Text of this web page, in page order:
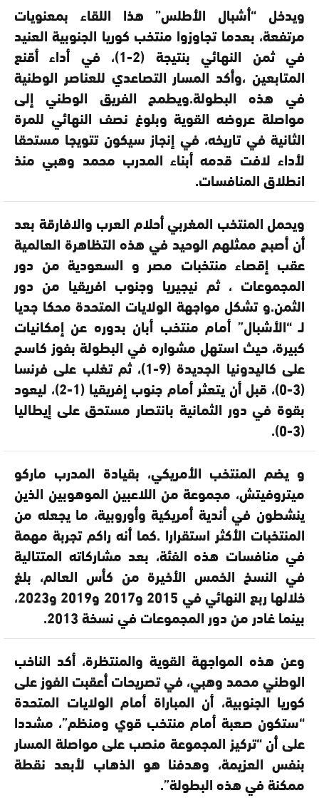
ويدخل “أشبال الأطلس” هذا اللقاء بمعنويات
مرتفعة، بعدما تجاوزوا منتخب كوريا الجنوبية العنيد
في ثمن النهائي بنتيجة (2-1)، في أداء أقنع
المتابعين ،وأكد المسار التصاعدي للعناصر الوطنية
في هذه البطولة.ويطمح الفريق الوطني إلى
مواصلة عروضه القوية وبلوغ نصف النهائي للمرة
الثانية في تاريخه، في إنجاز سيكون تتويجا مستحقا
لأداء لافت قدمه أبناء المدرب محمد وهبي منذ
انطلاق المنافسات.
ويحمل المنتخب المغربي أحلام العرب والافارقة بعد
أن أصبح ممثلهم الوحيد في هذه التظاهرة العالمية
عقب إقصاء منتخبات مصر و السعودية من دور
المجموعات ، ثم نيجيريا وجنوب افريقيا من دور
الثمن.و تشكل مواجهة الولايات المتحدة محكا جديا
لـ “الأشبال” أمام منتخب أبان بدوره عن إمكانيات
كبيرة، حيث استهل مشواره في البطولة بفوز كاسح
على كاليدونيا الجديدة (9-1)، ثم تغلب على فرنسا
(3-0)، قبل أن يتعثر أمام جنوب إفريقيا (1-2)، ليعود
بقوة في دور الثمانية بانتصار مستحق على إيطاليا
(3-0).
و يضم المنتخب الأمريكي، بقيادة المدرب ماركو
ميتروفيتش، مجموعة من اللاعبين الموهوبين الذين
ينشطون في أندية أمريكية وأوروبية، ما يجعله من
المنتخبات الأكثر استقرارا .كما أنه راكم تجربة مهمة
في منافسات هذه الفئة، بعد مشاركاته المتتالية
في النسخ الخمس الأخيرة من كأس العالم، بلغ
خلالها ربع النهائي في 2015 و2017 و2019 و2023،
بينما غادر من دور المجموعات في نسخة 2013.
وعن هذه المواجهة القوية والمنتظرة، أكد الناخب
الوطني محمد وهبي، في تصريحات أعقبت الفوز على
كوريا الجنوبية، أن المباراة أمام الولايات المتحدة
“ستكون صعبة أمام منتخب قوي ومنظم”، مشددا
على أن “تركيز المجموعة منصب على مواصلة المسار
بنفس العزيمة، وهدفنا هو الذهاب لأبعد نقطة
ممكنة في هذه البطولة”.